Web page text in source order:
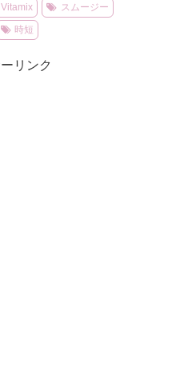
Vitamix
スムージー
時短
リンク